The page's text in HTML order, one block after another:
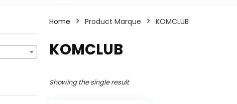
Home Product Marque ‎KOMCLUB
‎KOMCLUB
Showing the single result